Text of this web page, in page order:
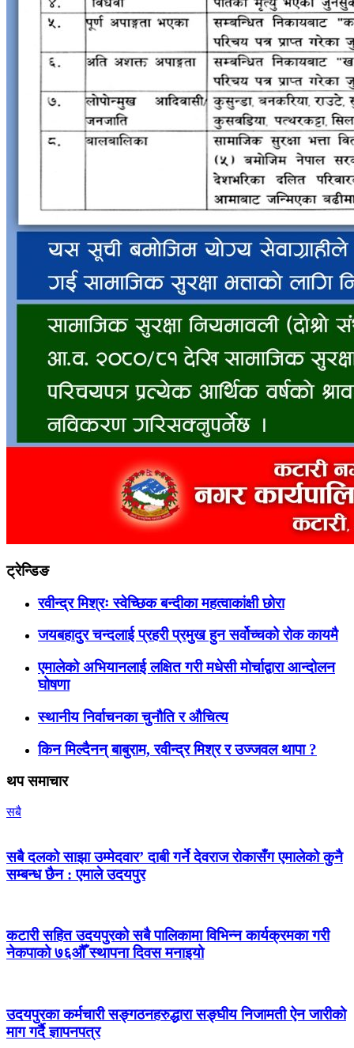
ट्रेन्डिङ
रवीन्द्र मिश्रः स्वेच्छिक बन्दीका महत्वाकांक्षी छोरा
जयबहादुर चन्दलाई प्रहरी प्रमुख हुन सर्वोच्चको रोक कायमै
एमालेको अभियानलाई लक्षित गरी मधेसी मोर्चाद्वारा आन्दोलन
घोषणा
स्थानीय निर्वाचनका चुनौति र औचित्य
किन मिल्दैनन् बाबुराम, रवीन्द्र मिश्र र उज्जवल थापा ?
थप समाचार
सबै
सबै दलको साझा उम्मेदवार’ दाबी गर्ने देवराज रोकासँग एमालेको कुनै
सम्बन्ध छैन : एमाले उदयपुर
कटारी सहित उदयपुरको सबै पालिकामा विभिन्न कार्यक्रमका गरी
नेकपाको ७६औँ स्थापना दिवस मनाइयो
उदयपुरका कर्मचारी सङ्गठनहरुद्धारा सङ्घीय निजामती ऐन जारीको
माग गर्दै ज्ञापनपत्र